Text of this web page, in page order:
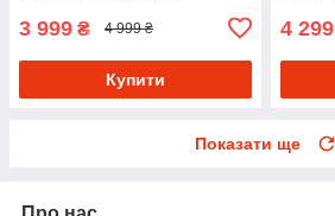
3 999 ₴ 4 999 ₴
Купити
4 299
Показати ще